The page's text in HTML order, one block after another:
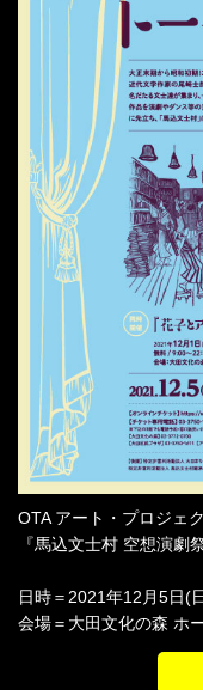
OTA アート・プロジェ
『馬込文士村 空想演劇
日時＝2021年12月5日(
会場＝大田文化の森 ホ